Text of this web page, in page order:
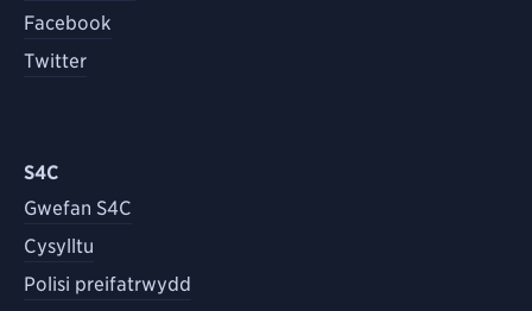
Facebook
Twitter
S4C
Gwefan S4C
Cysylltu
Polisi preifatrwydd